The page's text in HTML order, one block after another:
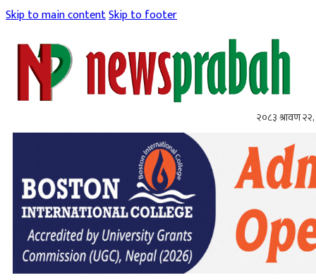
Skip to main contentSkip to footer
२०८३ श्रावण २२,